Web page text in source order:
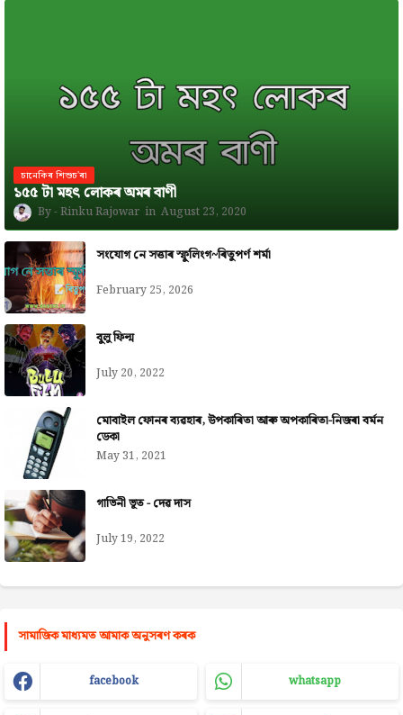
চানেকিৰ শিশুচ'ৰা
১৫৫ টা মহৎ লোকৰ অমৰ বাণী
Rinku Rajowar August 23, 2020
সংযোগ নে সত্তাৰ স্ফুলিংগ~ৰিতুপৰ্ণ শৰ্মা
February 25, 2026
বুলু ফিল্ম
July 20, 2022
মোবাইল ফোনৰ ব্যৱহাৰ, উপকাৰিতা আৰু অপকাৰিতা-নিজৰা বৰ্মন
ডেকা
May 31, 2021
গাভিনী ভূত - দেৱ দাস
July 19, 2022
সামাজিক মাধ্যমত আমাক অনুসৰণ কৰক
facebook whatsapp